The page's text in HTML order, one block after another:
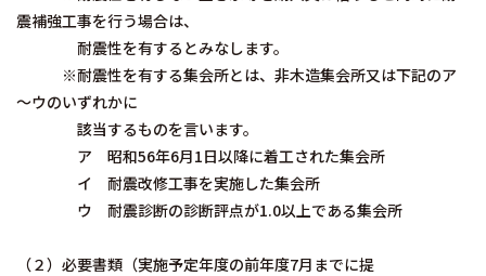
震補強工事を行う場合は、
耐震性を有するとみなします。
※耐震性を有する集会所とは、非木造集会所又は下記のア
～ウのいずれかに
該当するものを言います。
ア 昭和56年6月1日以降に着工された集会所
イ 耐震改修工事を実施した集会所
ウ 耐震診断の診断評点が1.0以上である集会所
（２）必要書類（実施予定年度の前年度7月までに提